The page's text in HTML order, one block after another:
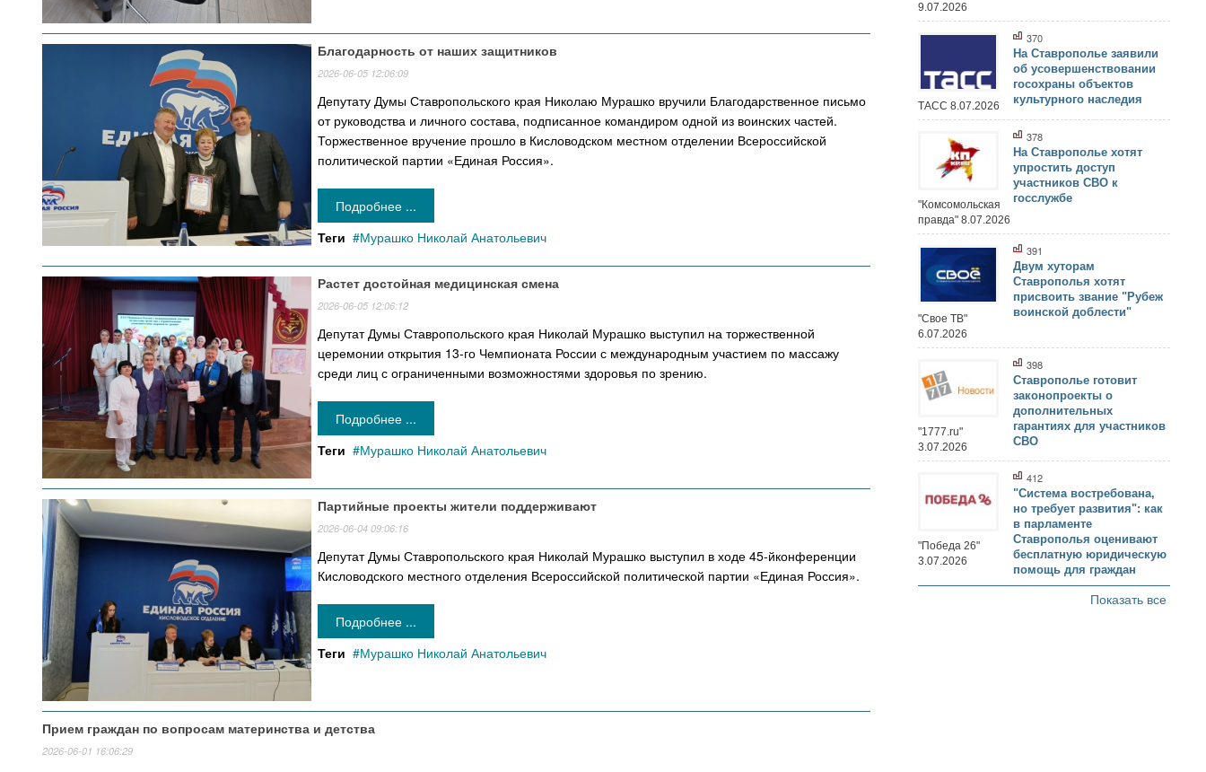
Благодарность от наших защитников
2026-06-05 12:06:09
Депутату Думы Ставропольского края Николаю Мурашко вручили Благодарственное письмо
от руководства и личного состава, подписанное командиром одной из воинских частей.
Торжественное вручение прошло в Кисловодском местном отделении Всероссийской
политической партии «Единая Россия».
Подробнее ...
Теги
Мурашко Николай Анатольевич
Растет достойная медицинская смена
2026-06-05 12:06:12
Депутат Думы Ставропольского края Николай Мурашко выступил на торжественной
церемонии открытия 13-го Чемпионата России с международным участием по массажу
среди лиц с ограниченными возможностями здоровья по зрению.
Подробнее ...
Теги
Мурашко Николай Анатольевич
Партийные проекты жители поддерживают
2026-06-04 09:06:16
Депутат Думы Ставропольского края Николай Мурашко выступил в ходе 45-йконференции
Кисловодского местного отделения Всероссийской политической партии «Единая Россия».
Подробнее ...
Теги
Мурашко Николай Анатольевич
Прием граждан по вопросам материнства и детства
2026-06-01 16:06:29
9.07.2026
370
На Ставрополье заявили
об усовершенствовании
госохраны объектов
культурного наследия
ТАСС 8.07.2026
378
На Ставрополье хотят
упростить доступ
участников СВО к
госслужбе
"Комсомольская
правда" 8.07.2026
391
Двум хуторам
Ставрополья хотят
присвоить звание "Рубеж
воинской доблести"
"Свое ТВ"
6.07.2026
398
Ставрополье готовит
законопроекты о
дополнительных
гарантиях для участников
СВО
"1777.ru"
3.07.2026
412
"Система востребована,
но требует развития": как
в парламенте
Ставрополья оценивают
бесплатную юридическую
помощь для граждан
"Победа 26"
3.07.2026
Показать все